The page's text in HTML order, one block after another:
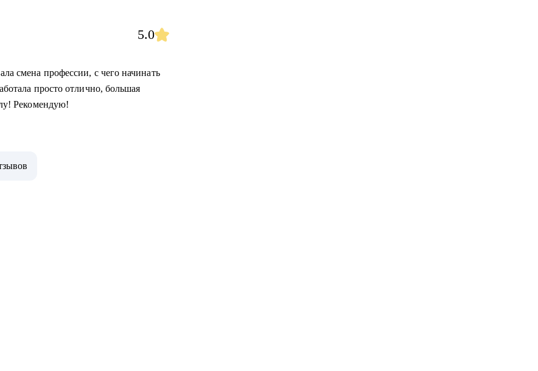
5.0
смена профессии, с чего начинать
просто отлично, большая
Рекомендую!